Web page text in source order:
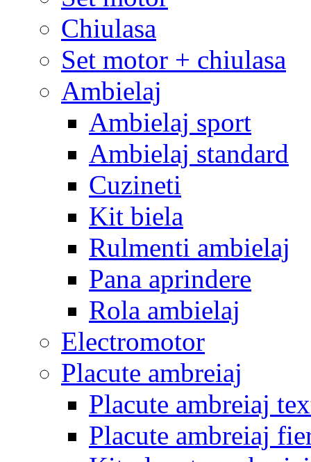
Chiulasa
Set motor + chiulasa
Ambielaj
Ambielaj sport
Ambielaj standard
Cuzineti
Kit biela
Rulmenti ambielaj
Pana aprindere
Rola ambielaj
Electromotor
Placute ambreiaj
Placute ambreiaj
Placute ambreiaj